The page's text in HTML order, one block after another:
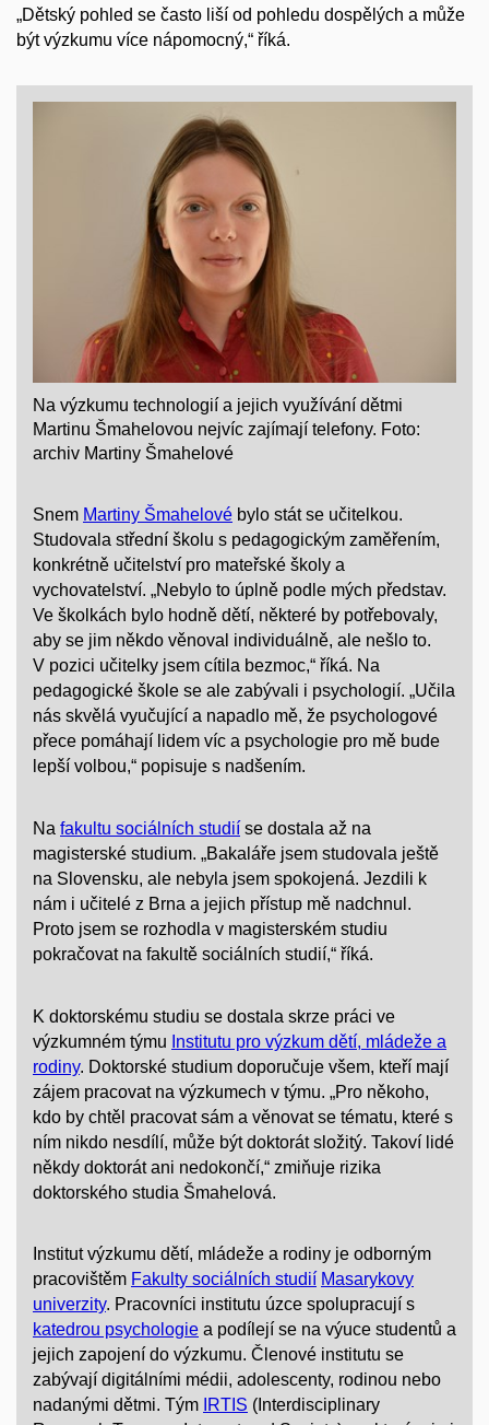
„Dětský pohled se často liší od pohledu dospělých a může
být výzkumu více nápomocný,“ říká.
Na výzkumu technologií a jejich využívání dětmi
Martinu Šmahelovou nejvíc zajímají telefony. Foto:
archiv Martiny Šmahelové
Snem Martiny Šmahelové bylo stát se učitelkou.
Studovala střední školu s pedagogickým zaměřením,
konkrétně učitelství pro mateřské školy a
vychovatelství. „Nebylo to úplně podle mých představ.
Ve školkách bylo hodně dětí, některé by potřebovaly,
aby se jim někdo věnoval individuálně, ale nešlo to.
V pozici učitelky jsem cítila bezmoc,“ říká. Na
pedagogické škole se ale zabývali i psychologií. „Učila
nás skvělá vyučující a napadlo mě, že psychologové
přece pomáhají lidem víc a psychologie pro mě bude
lepší volbou,“ popisuje s nadšením.
Na fakultu sociálních studií se dostala až na
magisterské studium. „Bakaláře jsem studovala ještě
na Slovensku, ale nebyla jsem spokojená. Jezdili k
nám i učitelé z Brna a jejich přístup mě nadchnul.
Proto jsem se rozhodla v magisterském studiu
pokračovat na fakultě sociálních studií,“ říká.
K doktorskému studiu se dostala skrze práci ve
výzkumném týmu Institutu pro výzkum dětí, mládeže a
rodiny. Doktorské studium doporučuje všem, kteří mají
zájem pracovat na výzkumech v týmu. „Pro někoho,
kdo by chtěl pracovat sám a věnovat se tématu, které s
ním nikdo nesdílí, může být doktorát složitý. Takoví lidé
někdy doktorát ani nedokončí,“ zmiňuje rizika
doktorského studia Šmahelová.
Institut výzkumu dětí, mládeže a rodiny je odborným
pracovištěm Fakulty sociálních studií Masarykovy
univerzity. Pracovníci institutu úzce spolupracují s
katedrou psychologie a podílejí se na výuce studentů a
jejich zapojení do výzkumu. Členové institutu se
zabývají digitálními médii, adolescenty, rodinou nebo
nadanými dětmi. Tým IRTIS (Interdisciplinary